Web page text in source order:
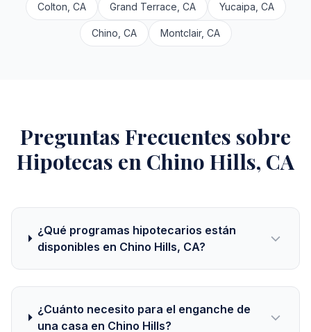
Colton, CA Grand Terrace, CA Yucaipa, CA
Chino, CA Montclair, CA
Preguntas Frecuentes sobre
Hipotecas en Chino Hills, CA
¿Qué programas hipotecarios están
disponibles en Chino Hills, CA?
¿Cuánto necesito para el enganche de
una casa en Chino Hills?